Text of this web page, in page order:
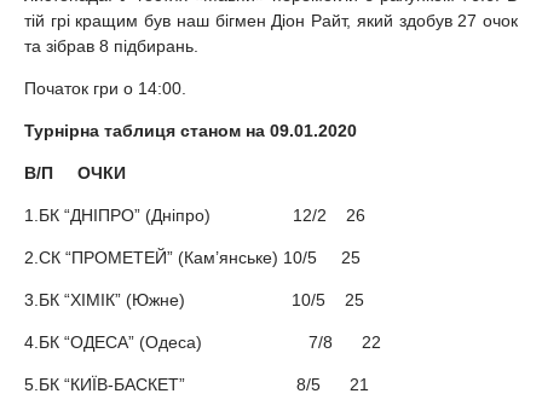
тій грі кращим був наш бігмен Діон Райт, який здобув 27 очок
та зібрав 8 підбирань.
Початок гри о 14:00.
Турнірна таблиця станом на 09.01.2020
В/П ОЧКИ
1.БК “ДНІПРО” (Дніпрo) 12/2 26
2.СК “ПРОМЕТЕЙ” (Кам’янське) 10/5 25
3.БК “ХІМІК” (Южне) 10/5 25
4.БК “ОДЕСА” (Одеса) 7/8 22
5.БК “КИЇВ-БАСКЕТ” 8/5 21